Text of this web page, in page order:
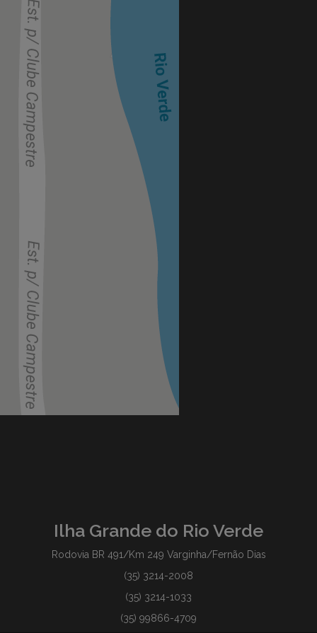
Ilha Grande do Rio Verde
Rodovia BR 491/Km 249 Varginha/Fernão Dias
(35) 3214-2008
(35) 3214-1033
(35) 99866-4709